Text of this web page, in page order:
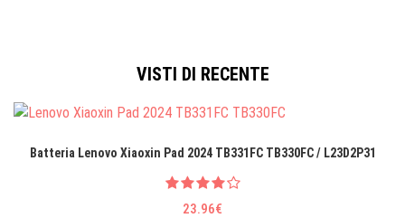
VISTI DI RECENTE
Batteria Lenovo Xiaoxin Pad 2024 TB331FC TB330FC / L23D2P31
23.96€